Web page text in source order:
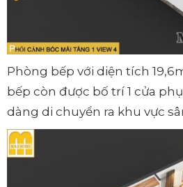
Phòng bếp với diện tích
bếp còn được bố trí 1 cửa
dàng di chuyển ra khu vực